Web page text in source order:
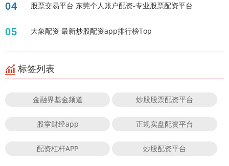
04 股票交易平台 东莞个人账户配资-专业股票配资平台
05 大象配资 最新炒股配资app排行榜Top
标签列表
金融界基金频道 炒股股票配资平台
股掌财经app 正规实盘配资平台
配资杠杆APP 炒股配资平台